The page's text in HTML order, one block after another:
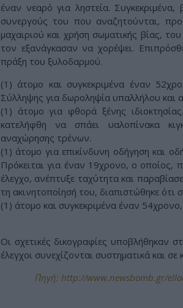
έναν νεαρό για ληστεία.
συνεργούς του που αναζητούνται,
μαχαιριού και χρήση σωματικής βίας,
τον εξανάγκασαν να χορέψει.
πράξη του ξυλοδαρμού.
(1) άτομο και συγκεκριμένα έναν
Σύλληψης για δωροληψία υπαλλήλου και
(1) άτομο για φθορά ξένης
κατελήφθη να σπάει υαλοπίνακα
αναχώρησης τρένων.
(1) άτομο για επικίνδυνη οδήγηση και
Πρόκειται για έναν 19χρονο, ο οποίος,
έλεγχο, ανέπτυξε ταχύτητα και
τη ακινητοποίησή του, διαπιστώθηκε ότι
(1) άτομο και συγκεκριμένα έναν
Οι σχετικές δικογραφίες υποβλήθηκαν
έλεγχοι συνεχίζονται συστηματικά και
Πηγή: http://www.newsbomb.gr/